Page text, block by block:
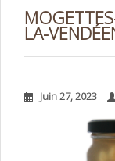
LA-
Juin 27, 2023